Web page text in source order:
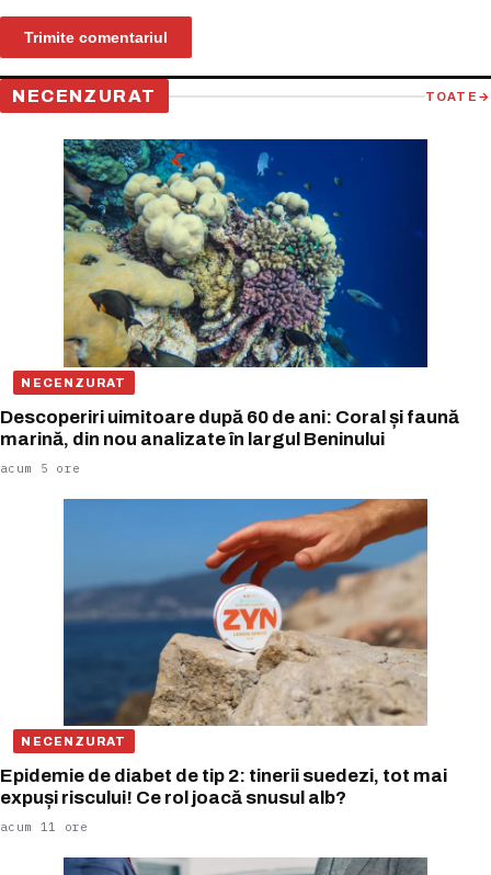
NECENZURAT TOATE →
NECENZURAT
Descoperiri uimitoare după 60 de ani: Coral și faună
marină, din nou analizate în largul Beninului
acum 5 ore
NECENZURAT
Epidemie de diabet de tip 2: tinerii suedezi, tot mai
expuși riscului! Ce rol joacă snusul alb?
acum 11 ore